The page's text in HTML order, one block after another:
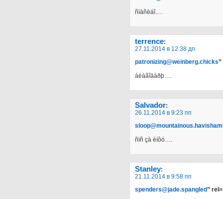
ñïàñèáî….
terrence:
27.11.2014 в 12:38 дп
patronizing@weinberg.chicks
áëàãîäàðþ….
Salvador:
26.11.2014 в 9:23 пп
ñïñ çà èíôó….
Stanley:
21.11.2014 в 9:58 пп
spenders@jade.spangled ”